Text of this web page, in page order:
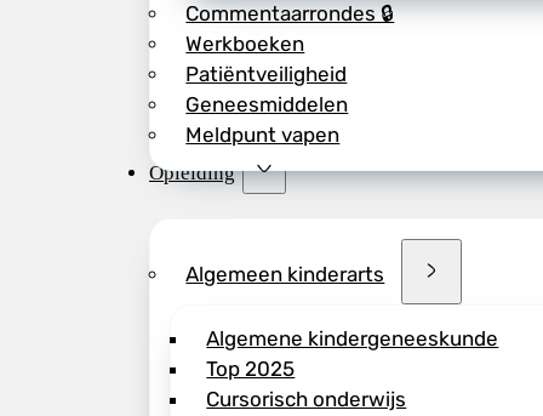
Commentaarrondes 🔒
Werkboeken
Patiëntveiligheid
Geneesmiddelen
Meldpunt vapen
Opleiding
Algemeen kinderarts
Algemene kindergeneeskunde
Top 2025
Cursorisch onderwijs